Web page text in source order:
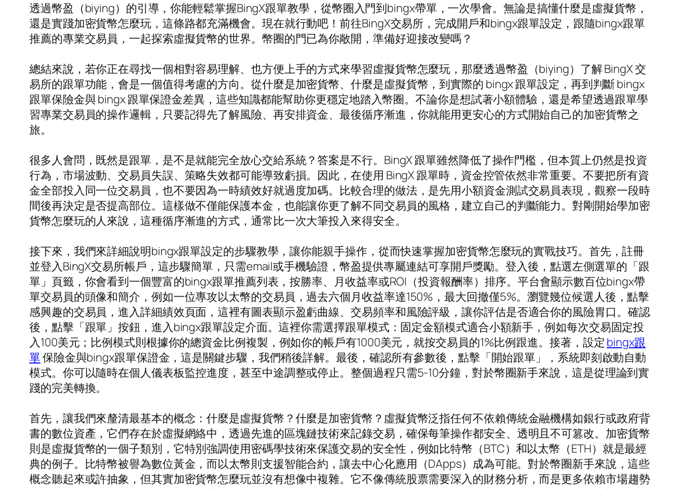
透過幣盈（biying）的引導，你能輕鬆掌握BingX跟單教學，從幣圈入門到bingx帶單，一次學會。無論是搞懂什麼是虛擬貨幣，
還是實踐加密貨幣怎麼玩，這條路都充滿機會。現在就行動吧！前往BingX交易所，完成開戶和bingx跟單設定，跟隨bingx跟單
推薦的專業交易員，一起探索虛擬貨幣的世界。幣圈的門已為你敞開，準備好迎接改變嗎？
總結來說，若你正在尋找一個相對容易理解、也方便上手的方式來學習虛擬貨幣怎麼玩，那麼透過幣盈（biying）了解 BingX 交
易所的跟單功能，會是一個值得考慮的方向。從什麼是加密貨幣、什麼是虛擬貨幣，到實際的 bingx 跟單設定，再到判斷 bingx
跟單保險金與 bingx 跟單保證金差異，這些知識都能幫助你更穩定地踏入幣圈。不論你是想試著小額體驗，還是希望透過跟單學
習專業交易員的操作邏輯，只要記得先了解風險、再安排資金、最後循序漸進，你就能用更安心的方式開始自己的加密貨幣之
旅。
很多人會問，既然是跟單，是不是就能完全放心交給系統？答案是不行。BingX 跟單雖然降低了操作門檻，但本質上仍然是投資
行為，市場波動、交易員失誤、策略失效都可能導致虧損。因此，在使用 BingX 跟單時，資金控管依然非常重要。不要把所有資
金全部投入同一位交易員，也不要因為一時績效好就過度加碼。比較合理的做法，是先用小額資金測試交易員表現，觀察一段時
間後再決定是否提高部位。這樣做不僅能保護本金，也能讓你更了解不同交易員的風格，建立自己的判斷能力。對剛開始學加密
貨幣怎麼玩的人來說，這種循序漸進的方式，通常比一次大筆投入來得安全。
接下來，我們來詳細說明bingx跟單設定的步驟教學，讓你能親手操作，從而快速掌握加密貨幣怎麼玩的實戰技巧。首先，註冊
並登入BingX交易所帳戶，這步驟簡單，只需email或手機驗證，幣盈提供專屬連結可享開戶獎勵。登入後，點選左側選單的「跟
單」頁籤，你會看到一個豐富的bingx跟單推薦列表，按勝率、月收益率或ROI（投資報酬率）排序。平台會顯示數百位bingx帶
單交易員的頭像和簡介，例如一位專攻以太幣的交易員，過去六個月收益率達150%，最大回撤僅5%。瀏覽幾位候選人後，點擊
感興趣的交易員，進入詳細績效頁面，這裡有圖表顯示盈虧曲線、交易頻率和風險評級，讓你評估是否適合你的風險胃口。確認
後，點擊「跟單」按鈕，進入bingx跟單設定介面。這裡你需選擇跟單模式：固定金額模式適合小額新手，例如每次交易固定投
入100美元；比例模式則根據你的總資金比例複製，例如你的帳戶有1000美元，就按交易員的1%比例跟進。接著，設定 bingx跟
單保險金與bingx跟單保證金，這是關鍵步驟，我們稍後詳解。最後，確認所有參數後，點擊「開始跟單」，系統即刻啟動自動
模式。你可以隨時在個人儀表板監控進度，甚至中途調整或停止。整個過程只需5-10分鐘，對於幣圈新手來說，這是從理論到實
踐的完美轉換。
首先，讓我們來釐清最基本的概念：什麼是虛擬貨幣？什麼是加密貨幣？虛擬貨幣泛指任何不依賴傳統金融機構如銀行或政府背
書的數位資產，它們存在於虛擬網絡中，透過先進的區塊鏈技術來記錄交易，確保每筆操作都安全、透明且不可篡改。加密貨幣
則是虛擬貨幣的一個子類別，它特別強調使用密碼學技術來保護交易的安全性，例如比特幣（BTC）和以太幣（ETH）就是最經
典的例子。比特幣被譽為數位黃金，而以太幣則支援智能合約，讓去中心化應用（DApps）成為可能。對於幣圈新手來說，這些
概念聽起來或許抽象，但其實加密貨幣怎麼玩並沒有想像中複雜。它不像傳統股票需要深入的財務分析，而是更多依賴市場趨勢